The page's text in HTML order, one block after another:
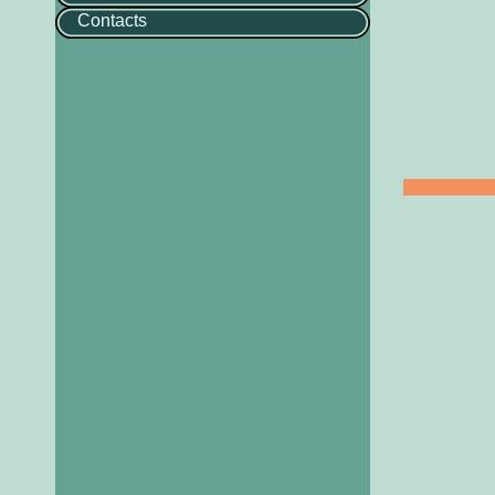
Contacts